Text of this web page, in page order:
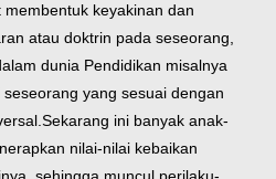
keyakinan dan
atau doktrin pada seseorang,
dunia Pendidikan misalnya
yang sesuai dengan
Sekarang ini banyak anak-
nilai-nilai kebaikan